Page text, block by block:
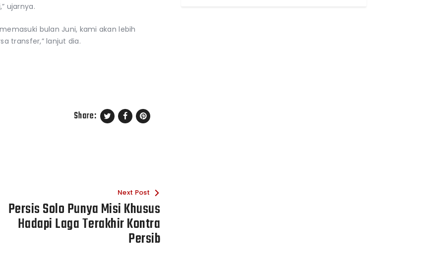
ujarnya.
bulan Juni, kami akan lebih
transfer,” lanjut dia.
Share:
Next Post
Persis Solo Punya Misi Khusus
Hadapi Laga Terakhir Kontra
Persib